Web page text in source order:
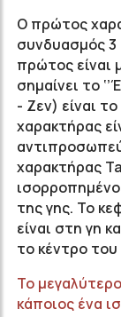
Ο πρώτος
συνδυασμός
πρώτος είναι
σημαίνει το
- Ζεν) είναι
χαρακτήρας
χαρακτήρας
της γης. Το
είναι στη γη
το κέντρο
Το
κάποιος ένα